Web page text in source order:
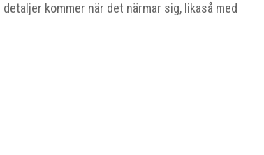
kommer när det närmar sig, likaså med